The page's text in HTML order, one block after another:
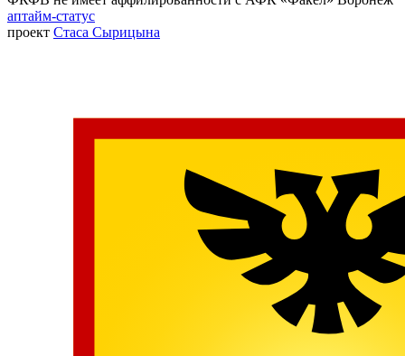
аптайм-статус
проект Стаса Сырицына